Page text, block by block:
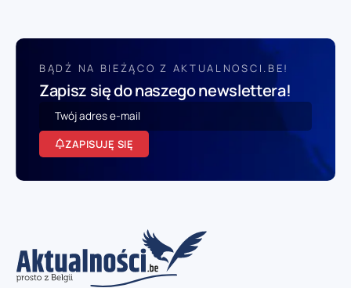
BĄDŹ NA BIEŻĄCO Z AKTUALNOSCI.BE!
Zapisz się do naszego newslettera!
ZAPISUJĘ SIĘ